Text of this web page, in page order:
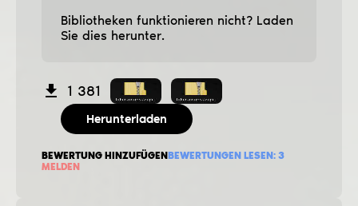
Bibliotheken funktionieren nicht? Laden
Sie dies herunter.
1 381
Herunterladen
BEWERTUNG HINZUFÜGENBEWERTUNGEN LESEN: 3
MELDEN